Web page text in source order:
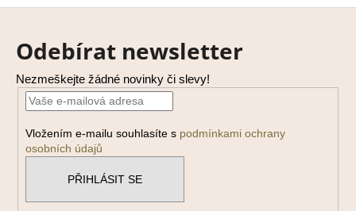
Z
Odebírat newsletter
Nezmeškejte žádné novinky či slevy!
Vložením e-mailu souhlasíte s podmínkami ochrany
osobních údajů
PŘIHLÁSIT SE